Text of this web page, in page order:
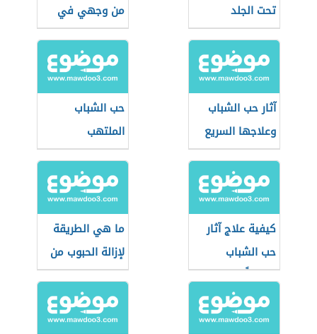
تحت الجلد
من وجهي في
يوم
آثار حب الشباب
وعلاجها السريع
حب الشباب
الملتهب
كيفية علاج آثار
حب الشباب
طبيعياً
ما هي الطريقة
لإزالة الحبوب من
الوجه